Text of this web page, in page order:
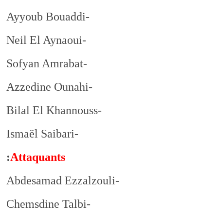
-Ayyoub Bouaddi
-Neil El Aynaoui
-Sofyan Amrabat
-Azzedine Ounahi
-Bilal El Khannouss
-Ismaël Saibari
Attaquants
:
-Abdesamad Ezzalzouli
-Chemsdine Talbi